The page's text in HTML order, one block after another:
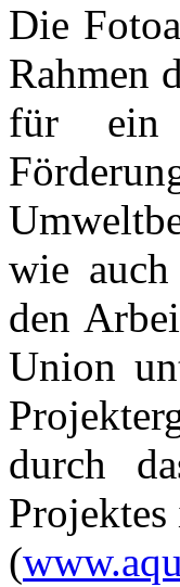
Die
Rahmen
für ein
wie
den
Union
durch
(